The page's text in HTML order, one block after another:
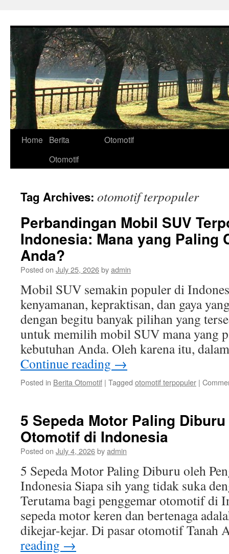
Home
Berita
Otomotif
Otomotif
Tag Archives: otomotif terpopuler
Perbandingan Mobil SUV
Indonesia: Mana yang Paling
Anda?
Posted on July 25, 2026byadmin
Mobil SUV semakin populer di
kenyamanan, kepraktisan, dan gaya
dengan begitu banyak pilihan yang
untuk memilih mobil SUV mana yang
kebutuhan Anda. Oleh karena itu,
Continue reading →
Posted in Berita Otomotif | Tagged otomotif terpopuler |
5 Sepeda Motor Paling
Otomotif di Indonesia
Posted on July 4, 2026byadmin
5 Sepeda Motor Paling Diburu oleh
Indonesia Siapa sih yang tidak suka
Terutama bagi penggemar otomotif di
sepeda motor keren dan bertenaga
dikejar-kejar. Di pasar otomotif
reading →